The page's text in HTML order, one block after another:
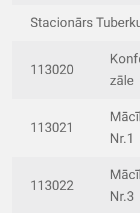
Stacionārs
113020
zāle
113021
Nr.1
113022
Nr.3